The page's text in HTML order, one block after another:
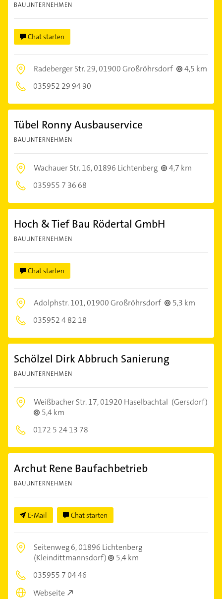
BAUUNTERNEHMEN
Chat starten
Radeberger Str. 29,01900 Großröhrsdorf
4,5 km
035952 29 94 90
Tübel Ronny Ausbauservice
BAUUNTERNEHMEN
Wachauer Str. 16,01896 Lichtenberg
4,7 km
035955 7 36 68
Hoch & Tief Bau Rödertal GmbH
BAUUNTERNEHMEN
Chat starten
Adolphstr. 101,01900 Großröhrsdorf
5,3 km
035952 4 82 18
Schölzel Dirk Abbruch Sanierung
BAUUNTERNEHMEN
Weißbacher Str. 17,01920 Haselbachtal (Gersdorf)
5,4 km
0172 5 24 13 78
Archut Rene Baufachbetrieb
BAUUNTERNEHMEN
E-Mail Chat starten
Seitenweg 6,01896 Lichtenberg
(Kleindittmannsdorf)
5,4 km
035955 7 04 46
Webseite